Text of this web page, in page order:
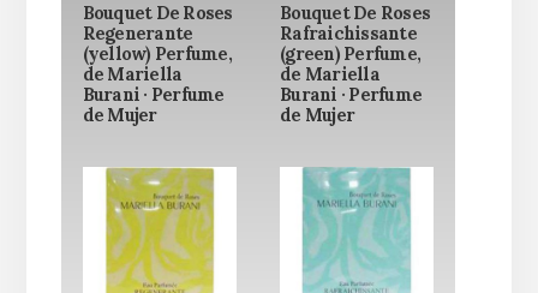
Bouquet De Roses
Regenerante
(yellow) Perfume,
de Mariella
Burani · Perfume
de Mujer
Bouquet De Roses
Rafraichissante
(green) Perfume,
de Mariella
Burani · Perfume
de Mujer